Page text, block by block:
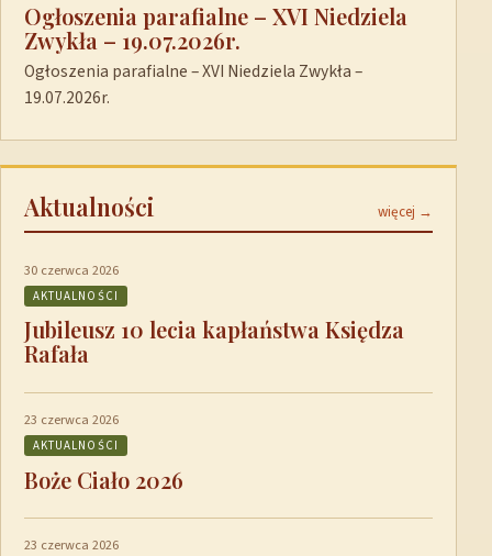
Ogłoszenia parafialne – XVI Niedziela
Zwykła – 19.07.2026r.
Ogłoszenia parafialne – XVI Niedziela Zwykła –
19.07.2026r.
Aktualności więcej →
30 czerwca 2026
AKTUALNOŚCI
Jubileusz 10 lecia kapłaństwa Księdza
Rafała
23 czerwca 2026
AKTUALNOŚCI
Boże Ciało 2026
23 czerwca 2026